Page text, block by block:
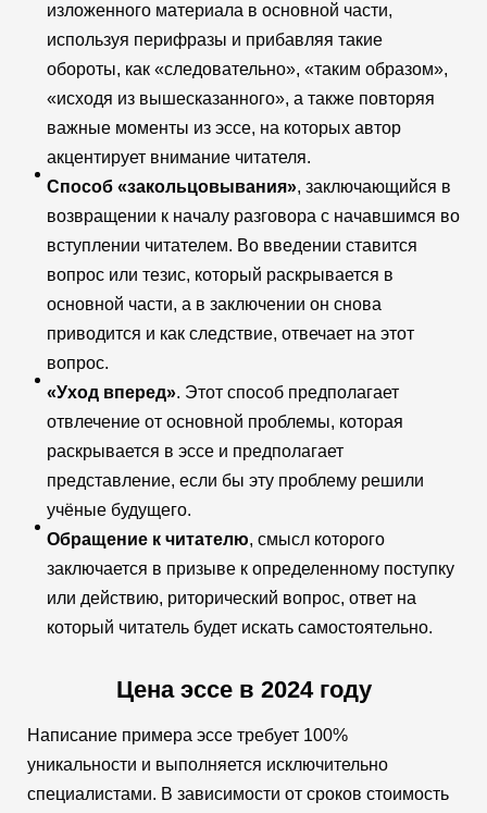
изложенного материала в основной части,
используя перифразы и прибавляя такие
обороты, как «следовательно», «таким образом»,
«исходя из вышесказанного», а также повторяя
важные моменты из эссе, на которых автор
акцентирует внимание читателя.
Способ «закольцовывания», заключающийся в
возвращении к началу разговора с начавшимся во
вступлении читателем. Во введении ставится
вопрос или тезис, который раскрывается в
основной части, а в заключении он снова
приводится и как следствие, отвечает на этот
вопрос.
«Уход вперед». Этот способ предполагает
отвлечение от основной проблемы, которая
раскрывается в эссе и предполагает
представление, если бы эту проблему решили
учёные будущего.
Обращение к читателю, смысл которого
заключается в призыве к определенному поступку
или действию, риторический вопрос, ответ на
который читатель будет искать самостоятельно.
Цена эссе в 2024 году
Написание примера эссе требует 100%
уникальности и выполняется исключительно
специалистами. В зависимости от сроков стоимость